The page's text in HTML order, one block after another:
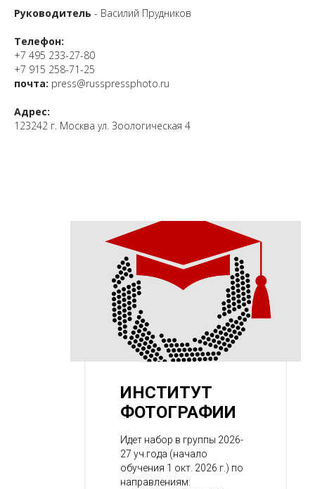
Руководитель - Василий Прудников
Телефон:
+7 495 233-27-80
+7 915 258-71-25
почта: press@russpressphoto.ru
Адрес:
123242 г. Москва ул. Зоологическая 4
ИНСТИТУТ
ФОТОГРАФИИ
Идет набор в группы 2026-
27 уч.года (начало
обучения 1 окт. 2026 г.) по
направлениям: